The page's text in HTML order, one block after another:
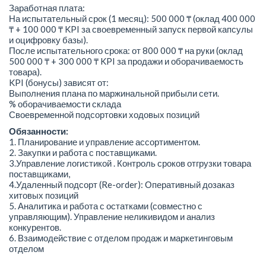
Заработная плата:
На испытательный срок (1 месяц): 500 000 ₸ (оклад 400 000
₸ + 100 000 ₸ KPI за своевременный запуск первой капсулы
и оцифровку базы).
После испытательного срока: от 800 000 ₸ на руки (оклад
500 000 ₸ + 300 000 ₸ KPI за продажи и оборачиваемость
товара).
KPI (бонусы) зависят от:
Выполнения плана по маржинальной прибыли сети.
% оборачиваемости склада
Своевременной подсортовки ходовых позиций
Обязанности:
1. Планирование и управление ассортиментом.
2. Закупки и работа с поставщиками.
3.Управление логистикой . Контроль сроков отгрузки товара
поставщиками,
4.Удаленный подсорт (Re-order): Оперативный дозаказ
хитовых позиций
5. Аналитика и работа с остатками (совместно с
управляющим). Управление неликивидом и анализ
конкурентов.
6. Взаимодействие с отделом продаж и маркетинговым
отделом